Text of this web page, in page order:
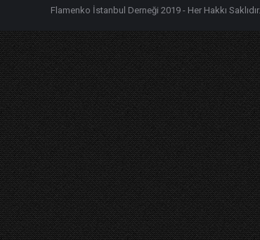
Flamenko İstanbul Derneği 2019 - Her Hakkı Saklıdır.